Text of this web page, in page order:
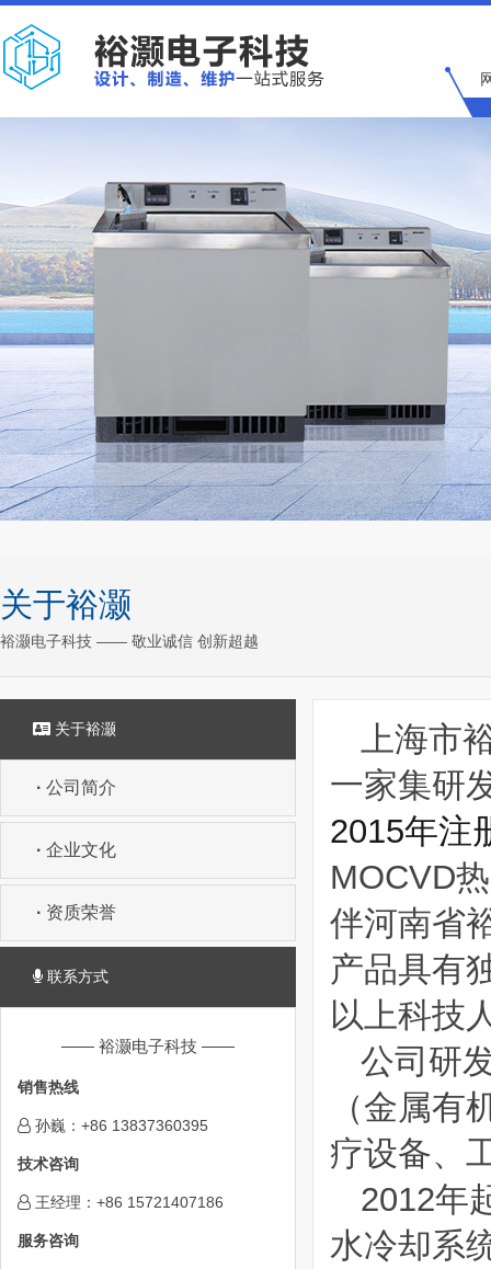
关于裕灏
裕灏电子科技 —— 敬业诚信 创新超越
关于裕灏
· 公司简介
· 企业文化
· 资质荣誉
联系方式
—— 裕灏电子科技 ——
销售热线
孙巍：+86 13837360395
技术咨询
王经理：+86 15721407186
服务咨询
上海市
一家集研
2015年注
MOCVD
伴河南省
产品具有
以上科技
公司研
（金属有
疗设备、
2012年
水冷却系